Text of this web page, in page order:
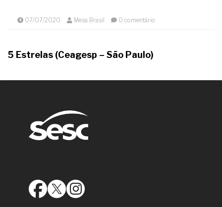
07/07/2020 Mesa Brasil 0 comentário
5 Estrelas (Ceagesp – São Paulo)